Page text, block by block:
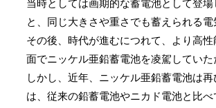
当時としては画期的な蓄電池として登
と、同じ大きさや重さでも蓄えられる
その後、時代が進むにつれて、より高
面でニッケル亜鉛蓄電池を凌駕してい
しかし、近年、ニッケル亜鉛蓄電池は
は、従来の鉛蓄電池やニカド電池と比